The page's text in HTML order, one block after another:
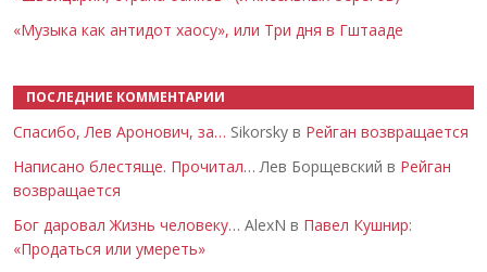
«Музыка как антидот хаосу», или Три дня в Гштааде
ПОСЛЕДНИЕ КОММЕНТАРИИ
Спасибо, Лев Аронович, за… Sikorsky в Рейган возвращается
Написано блестяще. Прочитал… Лев Борщевский в Рейган
возвращается
Бог даровал Жизнь человеку… AlexN в Павел Кушнир:
«Продаться или умереть»